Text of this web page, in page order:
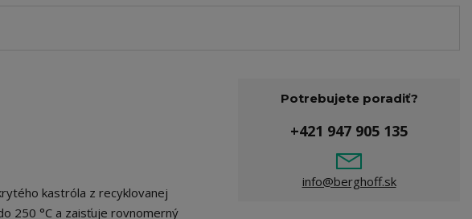
kastróla z recyklovanej
250 °C a zaisťuje rovnomerný
Potrebujete poradiť?
+421 947 905 135
info@berghoff.sk